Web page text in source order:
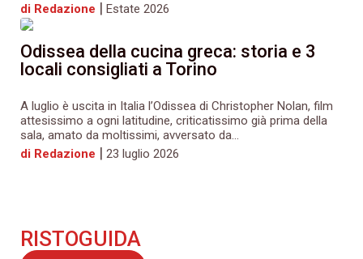
di Redazione | Estate 2026
Odissea della cucina greca: storia e 3
locali consigliati a Torino
A luglio è uscita in Italia l’Odissea di Christopher Nolan, film
attesissimo a ogni latitudine, criticatissimo già prima della
sala, amato da moltissimi, avversato da...
di Redazione | 23 luglio 2026
RISTOGUIDA